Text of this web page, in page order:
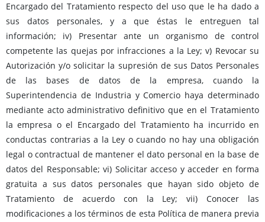
Encargado del Tratamiento respecto del uso que le ha dado a
sus datos personales, y a que éstas le entreguen tal
información; iv) Presentar ante un organismo de control
competente las quejas por infracciones a la Ley; v) Revocar su
Autorización y/o solicitar la supresión de sus Datos Personales
de las bases de datos de la empresa, cuando la
Superintendencia de Industria y Comercio haya determinado
mediante acto administrativo definitivo que en el Tratamiento
la empresa o el Encargado del Tratamiento ha incurrido en
conductas contrarias a la Ley o cuando no hay una obligación
legal o contractual de mantener el dato personal en la base de
datos del Responsable; vi) Solicitar acceso y acceder en forma
gratuita a sus datos personales que hayan sido objeto de
Tratamiento de acuerdo con la Ley; vii) Conocer las
modificaciones a los términos de esta Política de manera previa